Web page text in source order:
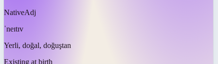
NativeAdj
ˈneɪtɪv
Yerli, doğal, doğuştan
Existing at birth